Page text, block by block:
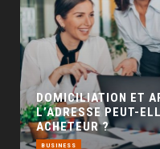
GÉO SEO : UN
LA VISIBILITÉ
BUSINESS